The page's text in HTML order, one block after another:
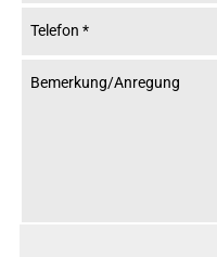
Telefon *
Bemerkung/Anregung